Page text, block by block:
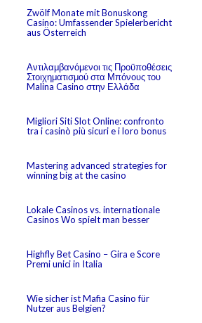
Zwölf Monate mit Bonuskong
Casino: Umfassender Spielerbericht
aus Österreich
Αντιλαμβανόμενοι τις Προϋποθέσεις
Στοιχηματισμού στα Μπόνους του
Malina Casino στην Ελλάδα
Migliori Siti Slot Online: confronto
tra i casinò più sicuri e i loro bonus
Mastering advanced strategies for
winning big at the casino
Lokale Casinos vs. internationale
Casinos Wo spielt man besser
Highfly Bet Casino – Gira e Score
Premi unici in Italia
Wie sicher ist Mafia Casino für
Nutzer aus Belgien?